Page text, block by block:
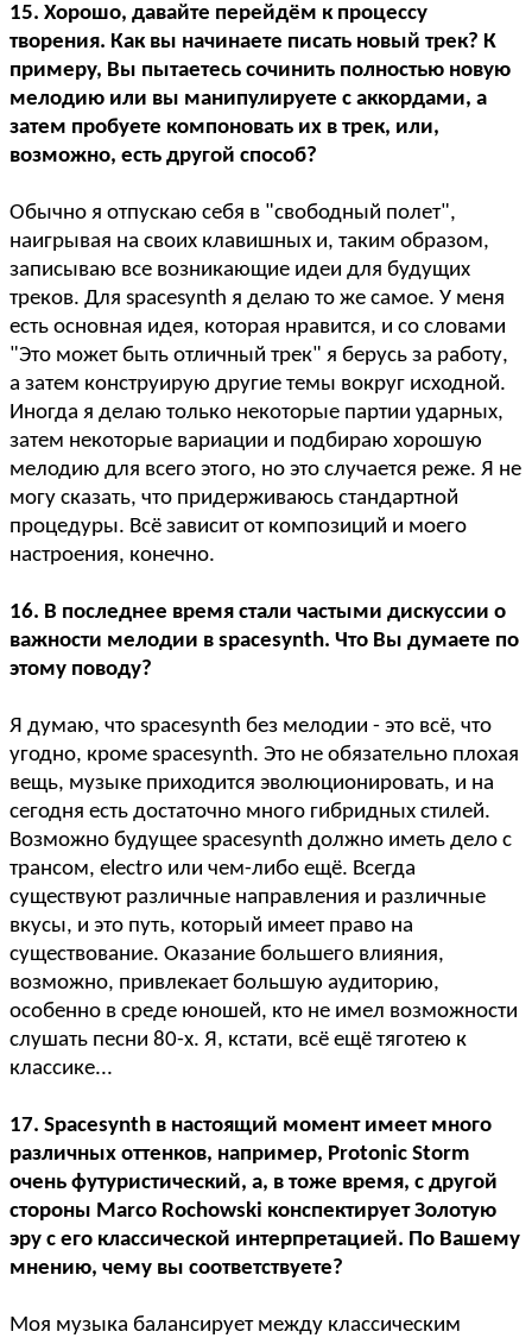
15. Хорошо, давайте перейдём к процессу
творения. Как вы начинаете писать новый трек? К
примеру, Вы пытаетесь сочинить полностью новую
мелодию или вы манипулируете с аккордами, а
затем пробуете компоновать их в трек, или,
возможно, есть другой способ?
Обычно я отпускаю себя в "свободный полет",
наигрывая на своих клавишных и, таким образом,
записываю все возникающие идеи для будущих
треков. Для spacesynth я делаю то же самое. У меня
есть основная идея, которая нравится, и со словами
"Это может быть отличный трек" я берусь за работу,
а затем конструирую другие темы вокруг исходной.
Иногда я делаю только некоторые партии ударных,
затем некоторые вариации и подбираю хорошую
мелодию для всего этого, но это случается реже. Я не
могу сказать, что придерживаюсь стандартной
процедуры. Всё зависит от композиций и моего
настроения, конечно.
16. В последнее время стали частыми дискуссии о
важности мелодии в spacesynth. Что Вы думаете по
этому поводу?
Я думаю, что spacesynth без мелодии - это всё, что
угодно, кроме spacesynth. Это не обязательно плохая
вещь, музыке приходится эволюционировать, и на
сегодня есть достаточно много гибридных стилей.
Возможно будущее spacesynth должно иметь дело с
трансом, electro или чем-либо ещё. Всегда
существуют различные направления и различные
вкусы, и это путь, который имеет право на
существование. Оказание большего влияния,
возможно, привлекает большую аудиторию,
особенно в среде юношей, кто не имел возможности
слушать песни 80-х. Я, кстати, всё ещё тяготею к
классике...
17. Spacesynth в настоящий момент имеет много
различных оттенков, например, Protonic Storm
очень футуристический, а, в тоже время, с другой
стороны Marco Rochowski конспектирует Золотую
эру с его классической интерпретацией. По Вашему
мнению, чему вы соответствуете?
Моя музыка балансирует между классическим